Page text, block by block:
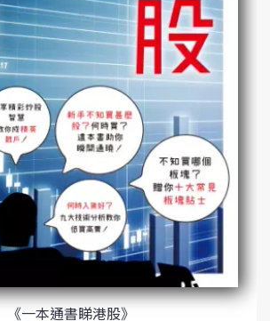
《一本通書睇港股》